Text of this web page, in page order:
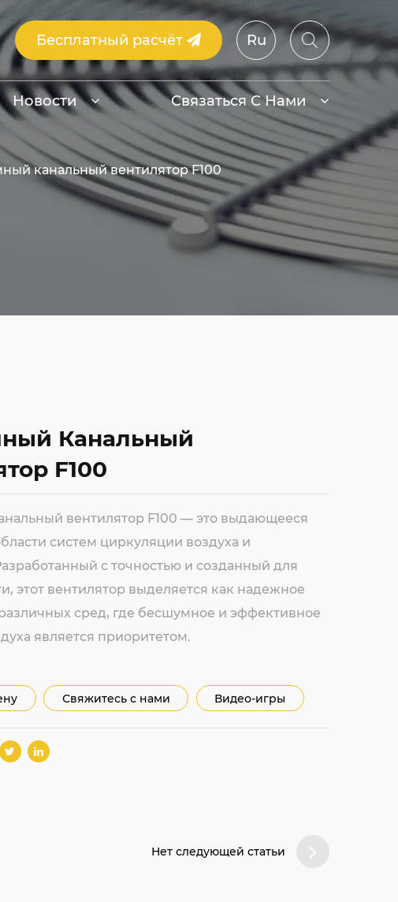
Бесплатный расчёт Ru
Новости Связаться С Нами
канальный вентилятор F100
Канальный
F100
вентилятор F100 — это выдающееся
систем циркуляции воздуха и
с точностью и созданный для
этот вентилятор выделяется как надежное
сред, где бесшумное и эффективное
является приоритетом.
Свяжитесь с нами Видео-игры
Нет следующей статьи